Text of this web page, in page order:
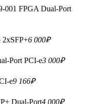
001 FPGA Dual-Port
6 000₽
Port PCI-e3 000₽
e9 166₽
Dual-Port4 000₽